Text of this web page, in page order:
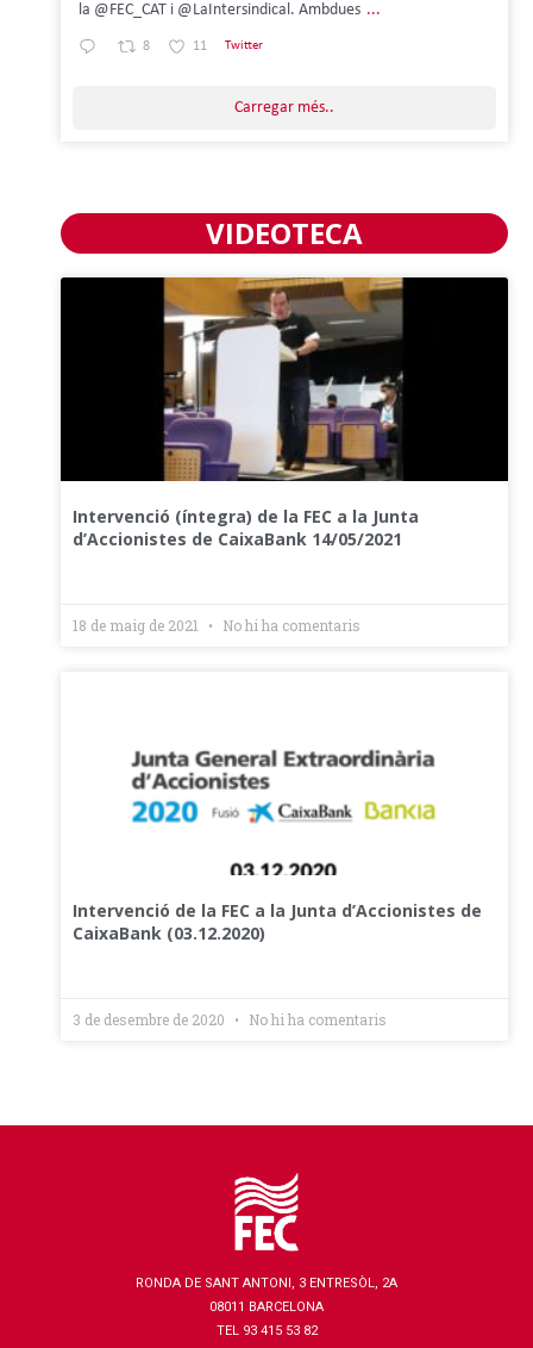
la @FEC_CAT i @LaIntersindical. Ambdues ...
8 11 Twitter
Carregar més..
VIDEOTECA
Intervenció (íntegra) de la FEC a la Junta
d’Accionistes de CaixaBank 14/05/2021
18 de maig de 2021 No hi ha comentaris
Intervenció de la FEC a la Junta d’Accionistes de
CaixaBank (03.12.2020)
3 de desembre de 2020 No hi ha comentaris
RONDA DE SANT ANTONI, 3 ENTRESÒL, 2A
08011 BARCELONA
TEL 93 415 53 82